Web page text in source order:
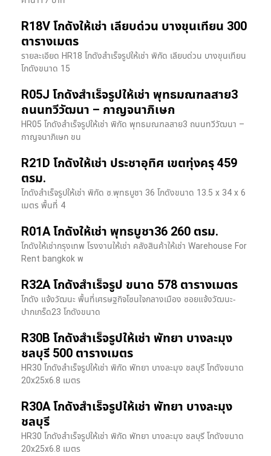
R18V โกดังให้เช่า เลียบด่วน บางขุนเทียน 300
ตารางเมตร
รายละเอียด HR18 โกดังสำเร็จรูปให้เช่า พิกัด เลียบด่วน​ บางขุนเทียน​
โกดังขนาด 15
R05J โกดังสำเร็จรูปให้เช่า พุทธมณฑลสาย3
ถนนทวีวัฒนา – กาญจนาภิเษก
HR05 โกดังสำเร็จรูปให้เช่า พิกัด พุทธมณฑลสาย3 ถนนทวีวัฒนา –
กาญจนาภิเษก ขน
R21D โกดังให้เช่า ประชาอุทิศ เขตทุ่งครุ 459
ตรม.
โกดังสำเร็จรูปให้เช่า พิกัด ซ.พุทธบูชา 36 โกดังขนาด 13.5 x 34 x 6
เมตร พื้นที่ 4
R01A โกดังให้เช่า พุทธบูชา36 260 ตรม.
โกดังให้เช่ากรุงเทพ โรงงานให้เช่า คลังสินค้าให้เช่า Warehouse For
Rent bangkok พ
R32A โกดังสำเร็จรูป ขนาด 578 ตารางเมตร
โกดัง แจ้งวัฒนะ พื้นที่เศรษฐกิจโซนใจกลางเมือง ซอยแจ้งวัฒนะ-
ปากเกร็ด23 โกดังขนาด
R30B โกดังสำเร็จรูปให้เช่า พัทยา บางละมุง
ชลบุรี 500 ตารางเมตร
HR30 โกดังสำเร็จรูปให้เช่า พิกัด พัทยา บางละมุง ชลบุรี โกดังขนาด
20x25x6.8 เมตร
R30A โกดังสำเร็จรูปให้เช่า พัทยา บางละมุง
ชลบุรี
HR30 โกดังสำเร็จรูปให้เช่า พิกัด พัทยา บางละมุง ชลบุรี โกดังขนาด
20x25x6.8 เมตร